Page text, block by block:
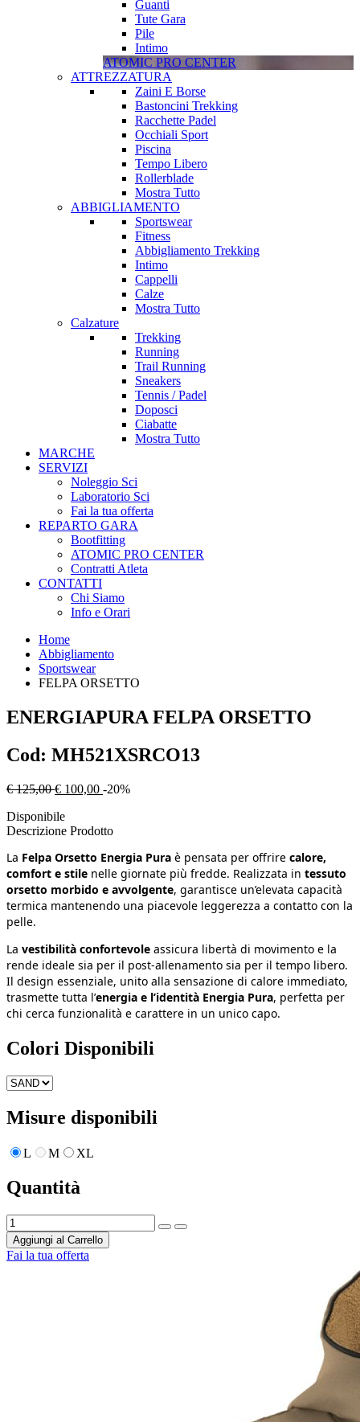
Guanti
Tute Gara
Pile
Intimo
ATOMIC PRO CENTER
ATTREZZATURA
Zaini E Borse
Bastoncini Trekking
Racchette Padel
Occhiali Sport
Piscina
Tempo Libero
Rollerblade
Mostra Tutto
ABBIGLIAMENTO
Sportswear
Fitness
Abbigliamento Trekking
Intimo
Cappelli
Calze
Mostra Tutto
Calzature
Trekking
Running
Trail Running
Sneakers
Tennis / Padel
Doposci
Ciabatte
Mostra Tutto
MARCHE
SERVIZI
Noleggio Sci
Laboratorio Sci
Fai la tua offerta
REPARTO GARA
Bootfitting
ATOMIC PRO CENTER
Contratti Atleta
CONTATTI
Chi Siamo
Info e Orari
Home
Abbigliamento
Sportswear
FELPA ORSETTO
ENERGIAPURA FELPA ORSETTO
Cod: MH521XSRCO13
€ 125,00 € 100,00 -20%
Disponibile
Descrizione Prodotto
La Felpa Orsetto Energia Pura è pensata per offrire calore,
comfort e stile nelle giornate più fredde. Realizzata in tessuto
orsetto morbido e avvolgente, garantisce un’elevata capacità
termica mantenendo una piacevole leggerezza a contatto con la
pelle.
La vestibilità confortevole assicura libertà di movimento e la
rende ideale sia per il post‑allenamento sia per il tempo libero.
Il design essenziale, unito alla sensazione di calore immediato,
trasmette tutta l’energia e l’identità Energia Pura, perfetta per
chi cerca funzionalità e carattere in un unico capo.
Colori Disponibili
Misure disponibili
L M XL
Quantità
Aggiungi al Carrello
Fai la tua offerta